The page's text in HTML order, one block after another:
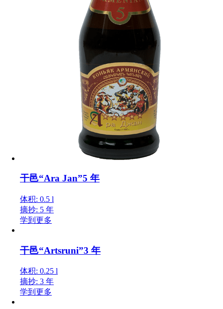
干邑“Ara Jan”5 年
体积: 0.5 l
摘抄: 5 年
学到更多
干邑“Artsruni”3 年
体积: 0.25 l
摘抄: 3 年
学到更多